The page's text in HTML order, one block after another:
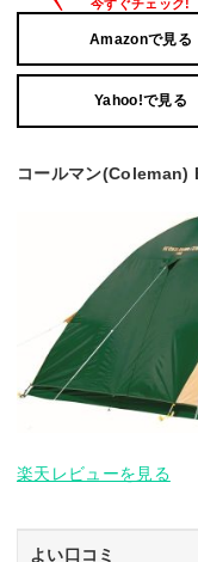
Amazonで見る
Yahoo!で見る
コールマン(Coleman)
楽天レビューを見る
よい口コミ